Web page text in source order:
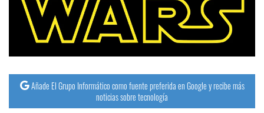
Operadores
Trucos
Tutoriales
Añade El Grupo Informático como fuente preferida en Google y recibe más
noticias sobre tecnología